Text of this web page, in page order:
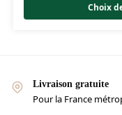
Choix
Livraison gratuite
Pour la France